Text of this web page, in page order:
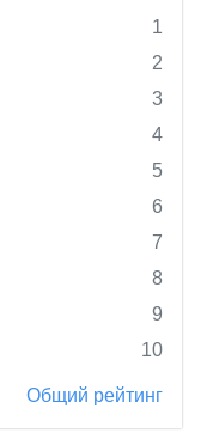
1
2
3
4
5
6
7
8
9
10
Общий рейтинг